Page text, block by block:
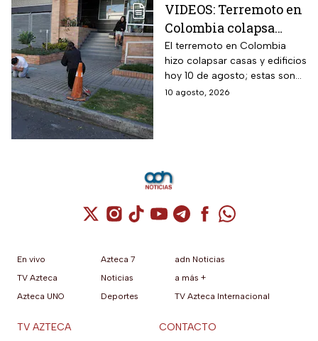
VIDEOS: Terremoto en
Colombia colapsa
edificios y casas; así se
vive la emergencia
El terremoto en Colombia
hizo colapsar casas y edificios
hoy 10 de agosto; estas son
las imágenes
10 agosto, 2026
Cuenta de X / Twitter (se abre en una
Cuenta de Instagram (se abre en una
Cuenta de TikTok (se abre en
Cuenta de YouTube (se abre
Cuenta de Telegram (se
Cuenta de
Cuenta de
En vivo
TV Azteca
Azteca UNO
Azteca 7
Noticias
Deportes
adn Noticias
a más +
TV Azteca Internacional
TV AZTECA CONTACTO